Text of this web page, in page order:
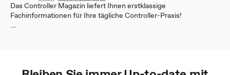
Das Controller Magazin liefert Ihnen erstklassige
Fachinformationen für Ihre tägliche Controller-Praxis!
...